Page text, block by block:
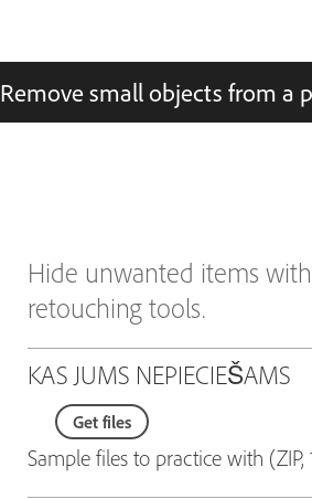
Remove small objects from a
Hide unwanted items
retouching tools.
KAS JUMS NEPIECIEŠAMS
Get files
Sample files to practice with (ZIP,